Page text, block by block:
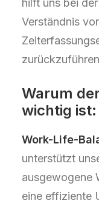
hilft uns bei
Verständnis
Warum
wichtig ist:
Work-Life-
unterstützt
ausgewogene
eine effiziente